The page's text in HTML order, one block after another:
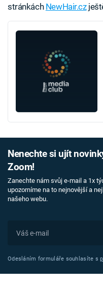
stránkách NewHair.cz
Nenechte si ujít
Zoom!
Zanechte nám svůj e-mail a 1x
upozorníme na to nejnovější a
našeho webu.
Odesláním formuláře souhlasíte s